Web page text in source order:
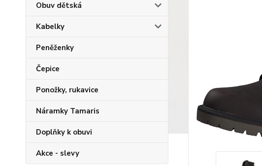
Obuv dětská
Kabelky
Peněženky
Čepice
Ponožky, rukavice
Náramky Tamaris
Doplňky k obuvi
Akce - slevy